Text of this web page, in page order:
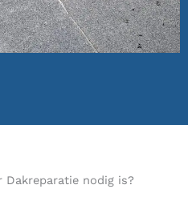
Dakreparatie nodig is?